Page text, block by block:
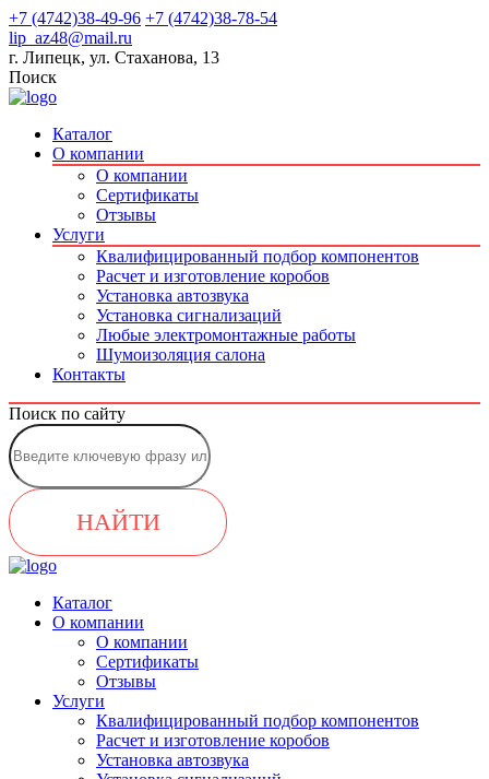
+7 (4742)38-49-96 +7 (4742)38-78-54
lip_az48@mail.ru
г. Липецк, ул. Стаханова, 13
Поиск
Каталог
О компании
О компании
Сертификаты
Отзывы
Услуги
Квалифицированный подбор компонентов
Расчет и изготовление коробов
Установка автозвука
Установка сигнализаций
Любые электромонтажные работы
Шумоизоляция салона
Контакты
Поиск по сайту
НАЙТИ
Каталог
О компании
О компании
Сертификаты
Отзывы
Услуги
Квалифицированный подбор компонентов
Расчет и изготовление коробов
Установка автозвука